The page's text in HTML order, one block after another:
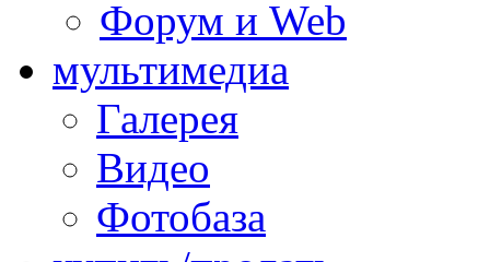
Форум и Web
мультимедиа
Галерея
Видео
Фотобаза